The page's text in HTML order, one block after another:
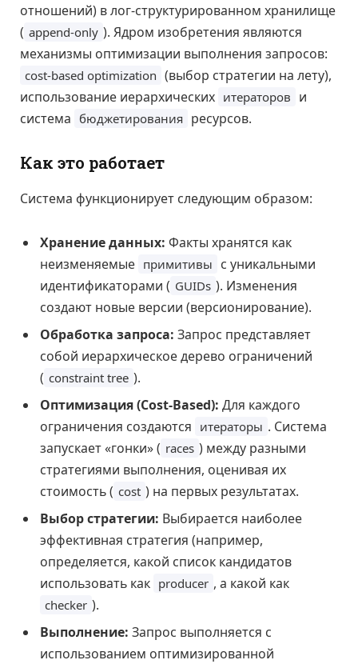
отношений) в лог-структурированном хранилище
( append-only ). Ядром изобретения являются
механизмы оптимизации выполнения запросов:
cost-based optimization (выбор стратегии на лету),
использование иерархических итераторов и
система бюджетирования ресурсов.
Как это работает
Система функционирует следующим образом:
Хранение данных: Факты хранятся как
неизменяемые примитивы с уникальными
идентификаторами ( GUIDs ). Изменения
создают новые версии (версионирование).
Обработка запроса: Запрос представляет
собой иерархическое дерево ограничений
( constraint tree ).
Оптимизация (Cost-Based): Для каждого
ограничения создаются итераторы . Система
запускает «гонки» ( races ) между разными
стратегиями выполнения, оценивая их
стоимость ( cost ) на первых результатах.
Выбор стратегии: Выбирается наиболее
эффективная стратегия (например,
определяется, какой список кандидатов
использовать как producer , а какой как
checker ).
Выполнение: Запрос выполняется с
использованием оптимизированной